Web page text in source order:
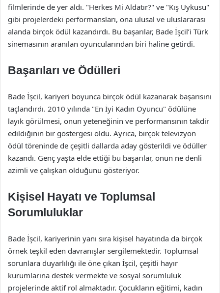
filmlerinde de yer aldı. "Herkes Mi Aldatır?" ve "Kış Uykusu"
gibi projelerdeki performansları, ona ulusal ve uluslararası
alanda birçok ödül kazandırdı. Bu başarılar, Bade İşcil’i Türk
sinemasının aranılan oyuncularından biri haline getirdi.
Başarıları ve Ödülleri
Bade İşcil, kariyeri boyunca birçok ödül kazanarak başarısını
taçlandırdı. 2010 yılında "En İyi Kadın Oyuncu" ödülüne
layık görülmesi, onun yeteneğinin ve performansının takdir
edildiğinin bir göstergesi oldu. Ayrıca, birçok televizyon
ödül töreninde de çeşitli dallarda aday gösterildi ve ödüller
kazandı. Genç yaşta elde ettiği bu başarılar, onun ne denli
azimli ve çalışkan olduğunu gösteriyor.
Kişisel Hayatı ve Toplumsal
Sorumluluklar
Bade İşcil, kariyerinin yanı sıra kişisel hayatında da birçok
örnek teşkil eden davranışlar sergilemektedir. Toplumsal
sorunlara duyarlılığı ile öne çıkan İşcil, çeşitli hayır
kurumlarına destek vermekte ve sosyal sorumluluk
projelerinde aktif rol almaktadır. Çocukların eğitimi, kadın